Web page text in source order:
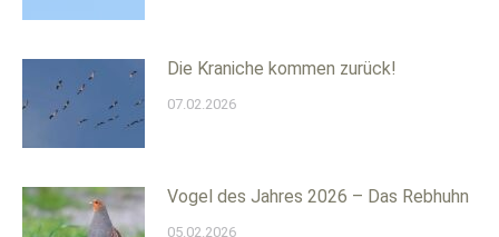
Die Kraniche kommen zurück!
07.02.2026
Vogel des Jahres 2026 – Das Rebhuhn
05.02.2026